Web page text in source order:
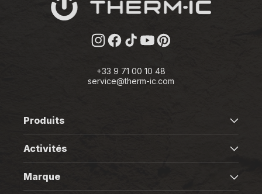
InstagramFacebook
TikTokYouTubePinterest
+33 9 71 00 10 48
service@therm-ic.com
Produits
Activités
Marque